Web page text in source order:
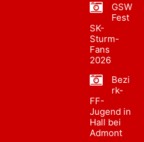
GSW
Fest
SK-
Sturm-
Fans
2026
Bezi
rk-
FF-
Jugend in
Hall bei
Admont